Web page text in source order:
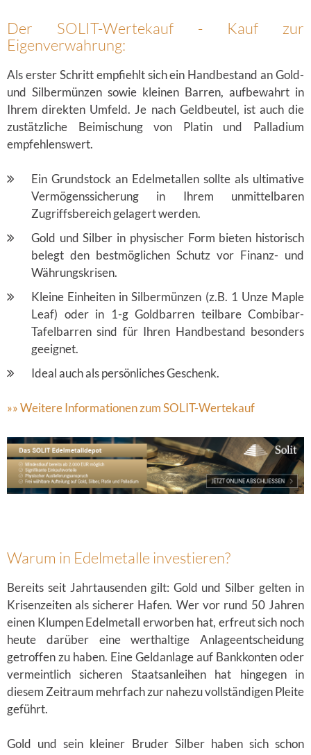
Der SOLIT-Wertekauf - Kauf zur
Eigenverwahrung:
Als erster Schritt empfiehlt sich ein Handbestand an Gold-
und Silbermünzen sowie kleinen Barren, aufbewahrt in
Ihrem direkten Umfeld. Je nach Geldbeutel, ist auch die
zustätzliche Beimischung von Platin und Palladium
empfehlenswert.
Ein Grundstock an Edelmetallen sollte als ultimative
Vermögenssicherung in Ihrem unmittelbaren
Zugriffsbereich gelagert werden.
Gold und Silber in physischer Form bieten historisch
belegt den bestmöglichen Schutz vor Finanz- und
Währungskrisen.
Kleine Einheiten in Silbermünzen (z.B. 1 Unze Maple
Leaf) oder in 1-g Goldbarren teilbare Combibar-
Tafelbarren sind für Ihren Handbestand besonders
geeignet.
Ideal auch als persönliches Geschenk.
»» Weitere Informationen zum SOLIT-Wertekauf
Warum in Edelmetalle investieren?
Bereits seit Jahrtausenden gilt: Gold und Silber gelten in
Krisenzeiten als sicherer Hafen. Wer vor rund 50 Jahren
einen Klumpen Edelmetall erworben hat, erfreut sich noch
heute darüber eine werthaltige Anlageentscheidung
getroffen zu haben. Eine Geldanlage auf Bankkonten oder
vermeintlich sicheren Staatsanleihen hat hingegen in
diesem Zeitraum mehrfach zur nahezu vollständigen Pleite
geführt.
Gold und sein kleiner Bruder Silber haben sich schon